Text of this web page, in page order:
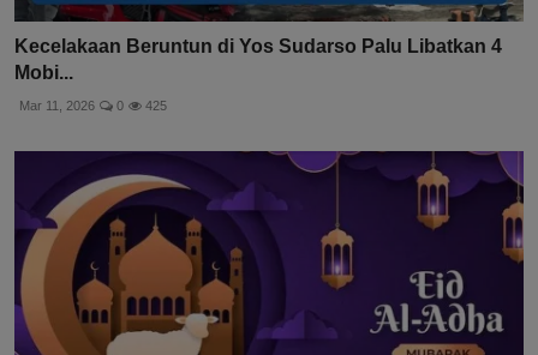
Kecelakaan Beruntun di Yos Sudarso Palu Libatkan 4
Mobi...
Mar 11, 2026 0 425